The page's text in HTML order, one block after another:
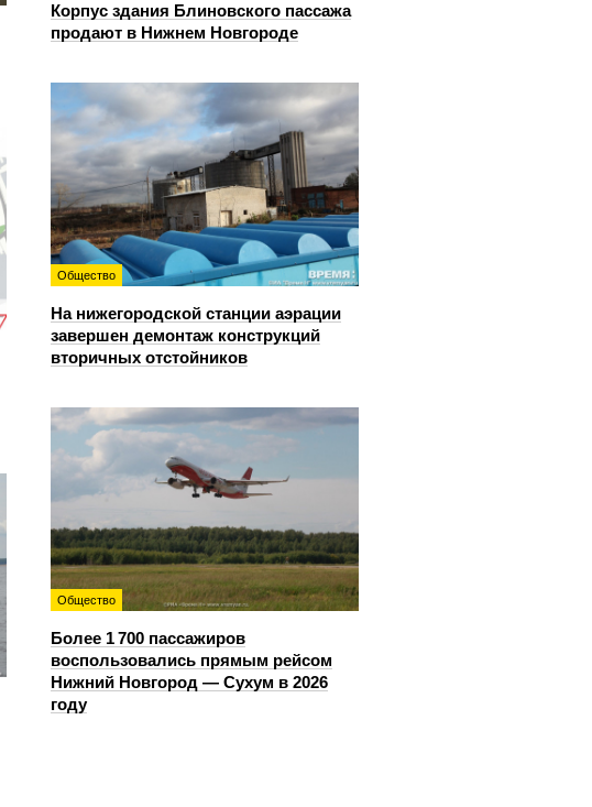
Корпус здания Блиновского пассажа
продают в Нижнем Новгороде
Общество
На нижегородской станции аэрации
завершен демонтаж конструкций
вторичных отстойников
Общество
Более 1 700 пассажиров
воспользовались прямым рейсом
Нижний Новгород — Сухум в 2026
году